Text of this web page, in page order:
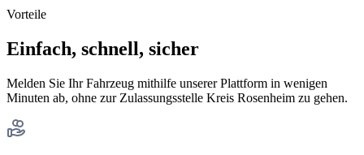
Vorteile
Einfach, schnell, sicher
Melden Sie Ihr Fahrzeug mithilfe unserer Plattform in wenigen
Minuten ab, ohne zur Zulassungsstelle Kreis Rosenheim zu gehen.